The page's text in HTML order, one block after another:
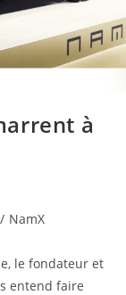
à
/ NamX
le fondateur et
entend faire